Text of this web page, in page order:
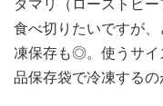
タマリ（ローストビ
食べ切りたいですが
凍保存も◎。使うサイ
品保存袋で冷凍するの